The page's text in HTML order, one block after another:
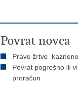
Povrat novca
Pravo žrtve
Povrat pogrešno ili
proračun